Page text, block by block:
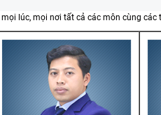
mọi lúc, mọi nơi tất cả các môn cùng các